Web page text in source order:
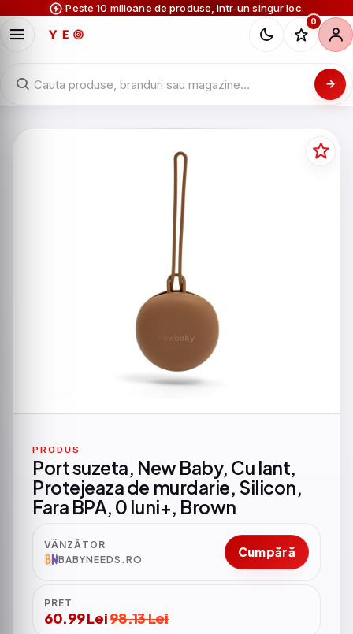
Peste 10 milioane de produse, intr-un singur loc.
0
PRODUS
Port suzeta, New Baby, Cu lant,
Protejeaza de murdarie, Silicon,
Fara BPA, 0 luni+, Brown
VÂNZĂTOR
BABYNEEDS.RO
Cumpără
PRET
60.99 Lei98.13 Lei